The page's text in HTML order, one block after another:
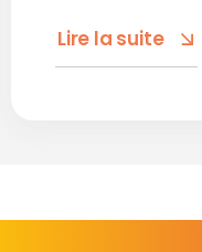
Lire la suite